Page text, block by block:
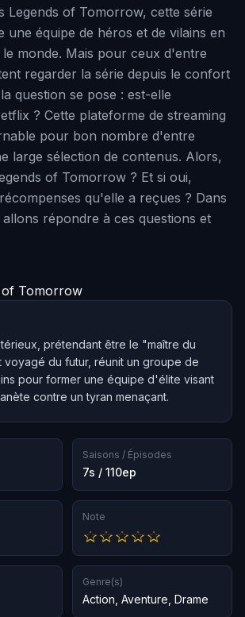
Legends of Tomorrow, cette série
une équipe de héros et de vilains en
monde. Mais pour ceux d'entre
regarder la série depuis le confort
question se pose : est-elle
? Cette plateforme de streaming
pour bon nombre d'entre
large sélection de contenus. Alors,
of Tomorrow ? Et si oui,
qu'elle a reçues ? Dans
répondre à ces questions et
prétendant être le "maître du
voyagé du futur, réunit un groupe de
pour former une équipe d'élite visant
contre un tyran menaçant.
Saisons / Épisodes
7s / 110ep
Note
Genre(s)
Action Aventure Drame